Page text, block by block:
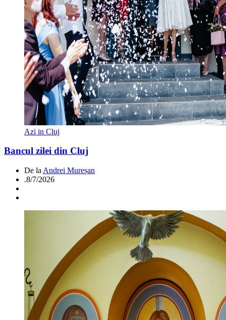
Azi in Cluj
Bancul zilei din Cluj
De la Andrei Mureșan
.8/7/2026